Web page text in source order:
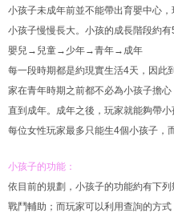
小孩子未成年前並不能帶出育嬰中心
小孩子慢慢長大。小孩的成長階段約有
嬰兒→兒童→少年→青年→成年
每一段時期都是約現實生活4天，因此
家在青年時期之前都不必為小孩子擔
直到成年。成年之後，玩家就能夠帶小
每位女性玩家最多只能生4個小孩子，
小孩子的功能：
依目前的規劃，小孩子的功能約有下
戰鬥輔助；而玩家可以利用查詢的方式